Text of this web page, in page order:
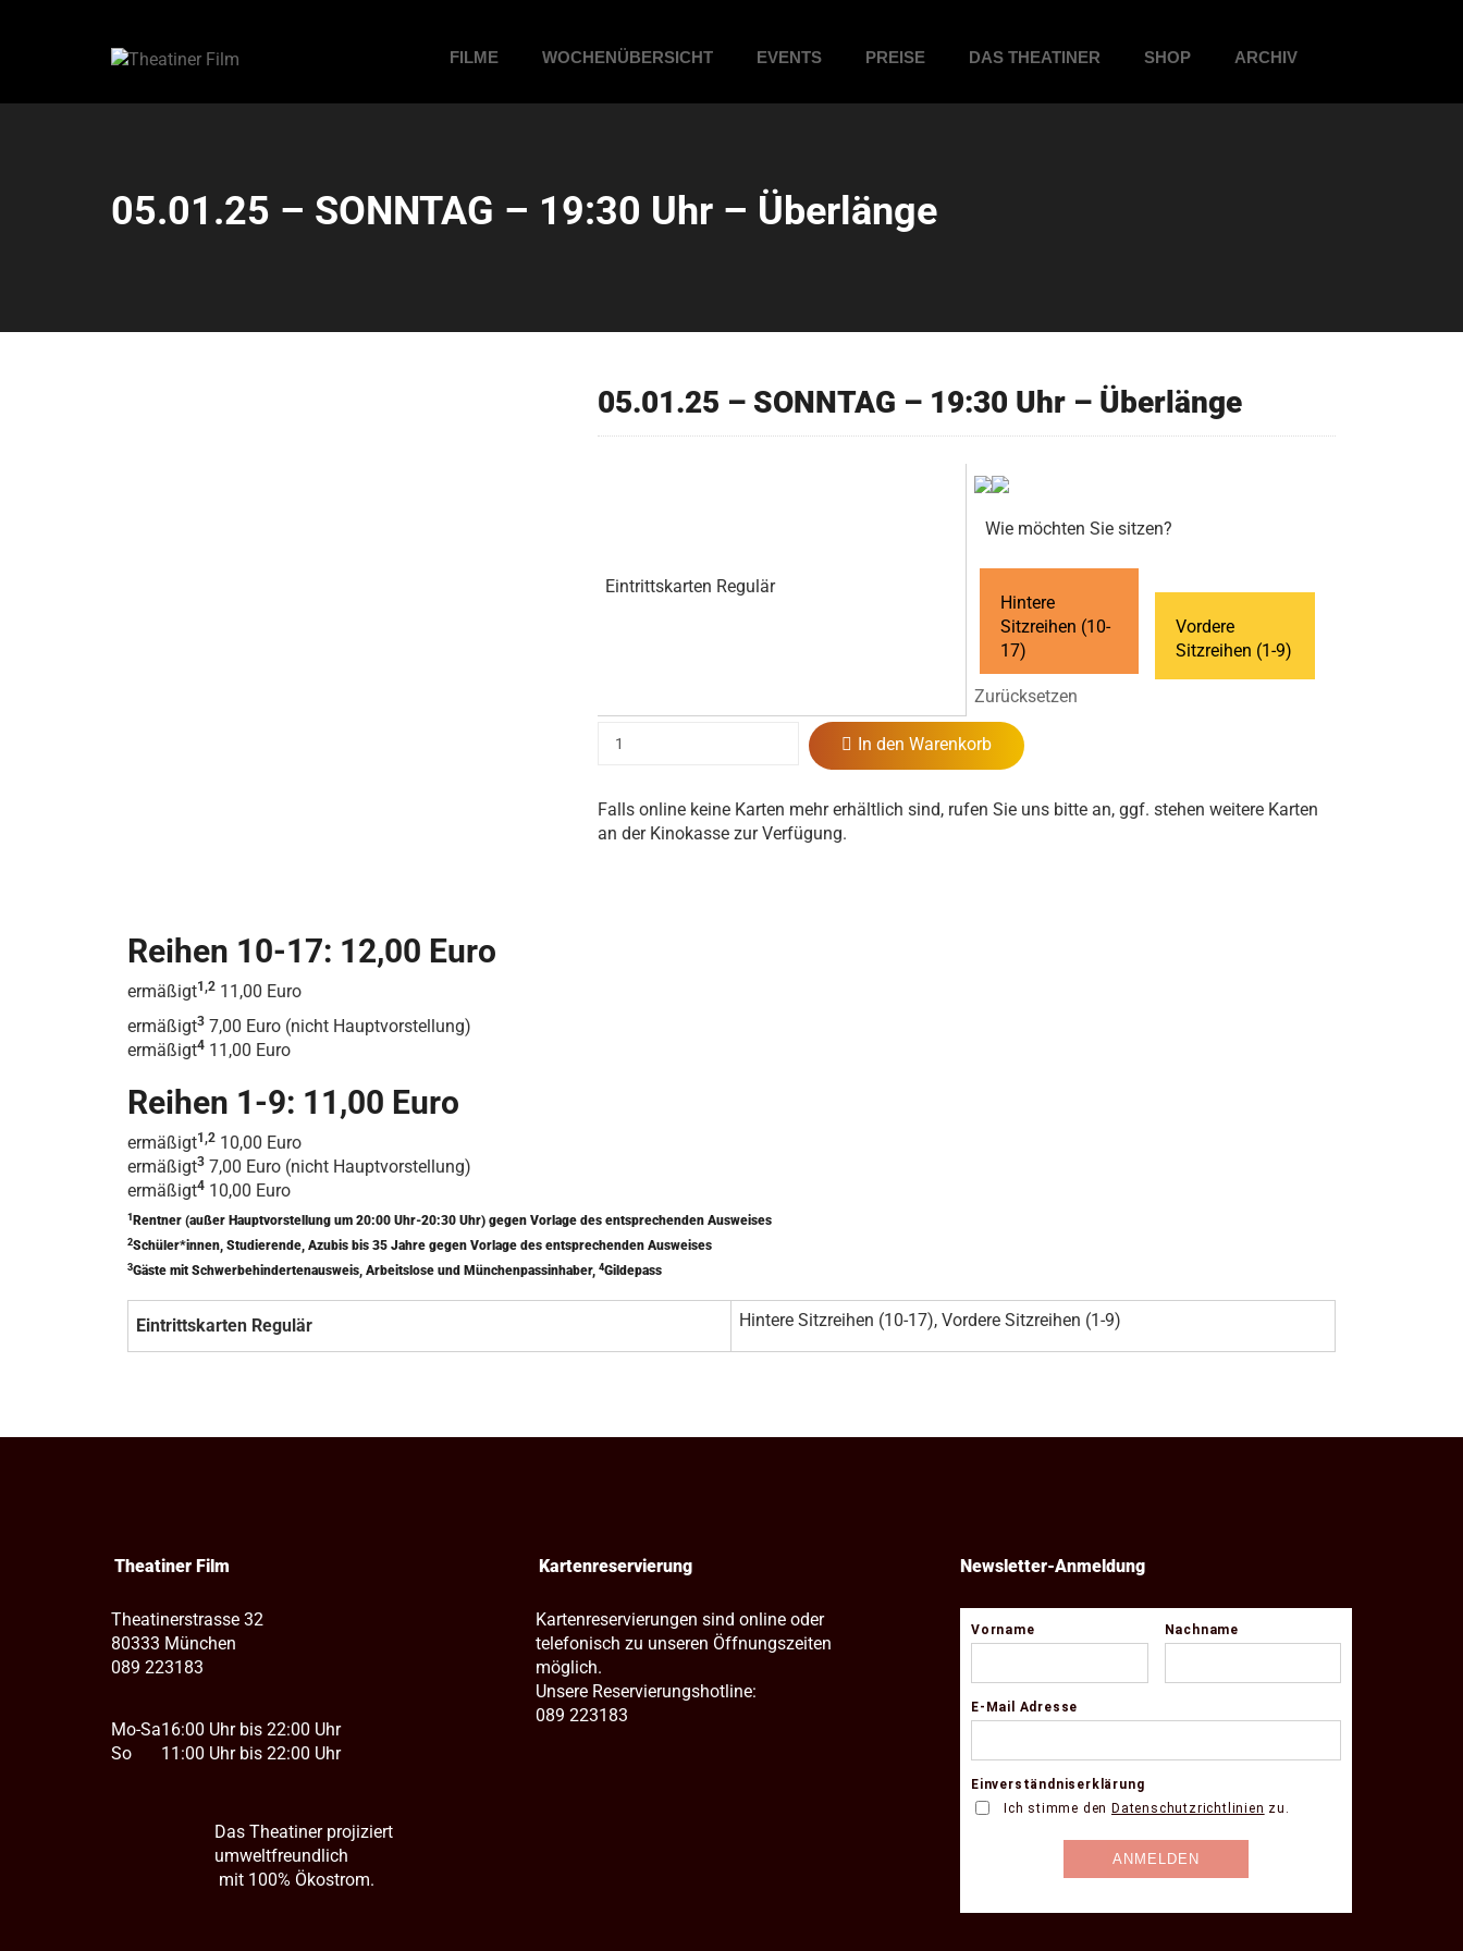
FILME WOCHENÜBERSICHT EVENTS PREISE DAS THEATINER SHOP ARCHIV
05.01.25 – SONNTAG – 19:30 Uhr – Überlänge
05.01.25 – SONNTAG – 19:30 Uhr – Überlänge
Eintrittskarten Regulär
Wie möchten Sie sitzen?
Hintere
Sitzreihen (10-
17)
Vordere
Sitzreihen (1-9)
Zurücksetzen
In den Warenkorb
Falls online keine Karten mehr erhältlich sind, rufen Sie uns bitte an, ggf. stehen weitere Karten
an der Kinokasse zur Verfügung.
Reihen 10-17: 12,00 Euro
ermäßigt1,2 11,00 Euro
ermäßigt3 7,00 Euro (nicht Hauptvorstellung)
ermäßigt4 11,00 Euro
Reihen 1-9: 11,00 Euro
ermäßigt1,2 10,00 Euro
ermäßigt3 7,00 Euro (nicht Hauptvorstellung)
ermäßigt4 10,00 Euro
1 Rentner (außer Hauptvorstellung um 20:00 Uhr-20:30 Uhr) gegen Vorlage des entsprechenden Ausweises
2Schüler*innen, Studierende, Azubis bis 35 Jahre gegen Vorlage des entsprechenden Ausweises
3Gäste mit Schwerbehindertenausweis, Arbeitslose und Münchenpassinhaber, 4Gildepass
Eintrittskarten Regulär Hintere Sitzreihen (10-17), Vordere Sitzreihen (1-9)
Theatiner Film
Theatinerstrasse 32
80333 München
089 223183
Mo-Sa
So
16:00 Uhr bis 22:00 Uhr
11:00 Uhr bis 22:00 Uhr
Das Theatiner projiziert
umweltfreundlich
mit 100% Ökostrom.
Kartenreservierung
Kartenreservierungen sind online oder
telefonisch zu unseren Öffnungszeiten
möglich.
Unsere Reservierungshotline:
089 223183
Newsletter-Anmeldung